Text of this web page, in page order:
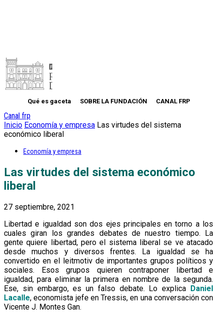
Qué es gaceta SOBRE LA FUNDACIÓN CANAL FRP
Canal frp
Inicio Economía y empresa Las virtudes del sistema
económico liberal
Economía y empresa
Las virtudes del sistema económico
liberal
27 septiembre, 2021
Libertad e igualdad son dos ejes principales en torno a los
cuales giran los grandes debates de nuestro tiempo. La
gente quiere libertad, pero el sistema liberal se ve atacado
desde muchos y diversos frentes. La igualdad se ha
convertido en el leitmotiv de importantes grupos políticos y
sociales. Esos grupos quieren contraponer libertad e
igualdad, para eliminar la primera en nombre de la segunda.
Ese, sin embargo, es un falso debate. Lo explica Daniel
Lacalle, economista jefe en Tressis, en una conversación con
Vicente J. Montes Gan.